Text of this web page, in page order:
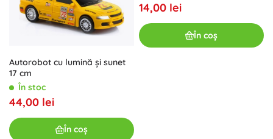
Autorobot cu lumină și sunet
17 cm
În stoc
44,00 lei
În coș
14,00 lei
În coș